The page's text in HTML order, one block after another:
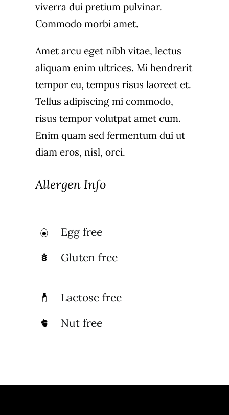
viverra dui pretium pulvinar.
Commodo morbi amet.
Amet arcu eget nibh vitae, lectus
aliquam enim ultrices. Mi hendrerit
tempor eu, tempus risus laoreet et.
Tellus adipiscing mi commodo,
risus tempor volutpat amet cum.
Enim quam sed fermentum dui ut
diam eros, nisl, orci.
Allergen Info
Egg free
Gluten free
Lactose free
Nut free